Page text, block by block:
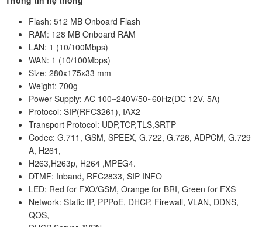
Flash: 512 MB Onboard Flash
RAM: 128 MB Onboard RAM
LAN: 1 (10/100Mbps)
WAN: 1 (10/100Mbps)
Size: 280x175x33 mm
Weight: 700g
Power Supply: AC 100~240V/50~60Hz(DC 12V, 5A)
Protocol: SIP(RFC3261), IAX2
Transport Protocol: UDP,TCP,TLS,SRTP
Codec: G.711, GSM, SPEEX, G.722, G.726, ADPCM, G.729
A, H261,
H263,H263p, H264 ,MPEG4.
DTMF: Inband, RFC2833, SIP INFO
LED: Red for FXO/GSM, Orange for BRI, Green for FXS
Network: Static IP, PPPoE, DHCP, Firewall, VLAN, DDNS,
QOS,